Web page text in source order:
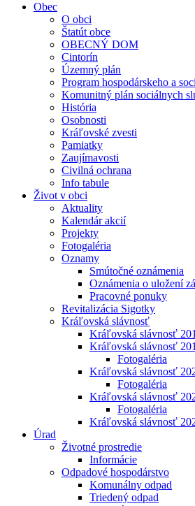
Obec
O obci
Štatút obce
OBECNÝ DOM
Cintorín
Územný plán
Program hospodárskeho a
Komunitný plán sociálnych
História
Osobnosti
Kráľovské zvesti
Pamiatky
Zaujímavosti
Civilná ochrana
Info tabule
Život v obci
Aktuality
Kalendár akcií
Projekty
Fotogaléria
Oznamy
Smútočné oznámenia
Oznámenia o uložení
Pracovné ponuky
Revitalizácia Sigotky
Kráľovská slávnosť
Kráľovská slávnosť
Kráľovská slávnosť
Fotogaléria
Kráľovská slávnosť
Fotogaléria
Kráľovská slávnosť
Fotogaléria
Kráľovská slávnosť
Úrad
Životné prostredie
Informácie
Odpadové hospodárstvo
Komunálny odpad
Triedený odpad